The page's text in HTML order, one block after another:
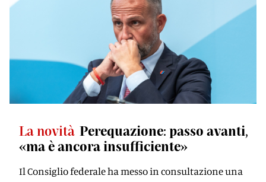
La novità Perequazione: passo avanti,
«ma è ancora insufficiente»
Il Consiglio federale ha messo in consultazione una